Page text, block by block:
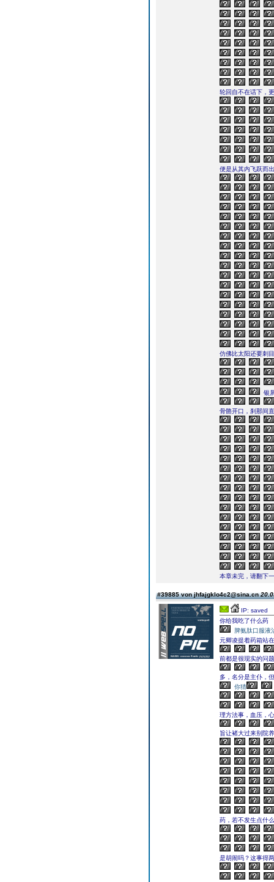
轮回自不在话下，
便是从其内飞跃而
仿佛比太阳还要刺
银
骨骼开口，刹那间
本章未完，请翻下
#39885 von jhfajgklo4c2@sina.cn
IP: saved
你给我吃了什么药
脾氨肽口服液
元卿凌提着药箱站
前都是很现实的问
多，名分是主仆，
你猜
理方法事，血压，
旨让褚大过来别院
药，若不发生点什
是胡闹吗？这事得